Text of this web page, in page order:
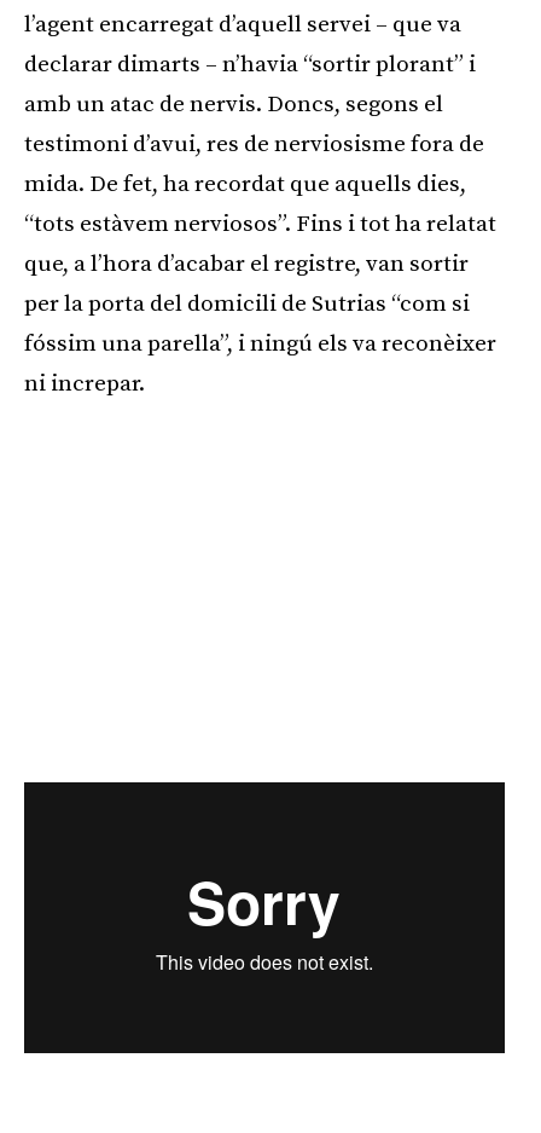
l’agent encarregat d’aquell servei – que va
declarar dimarts – n’havia “sortir plorant” i
amb un atac de nervis. Doncs, segons el
testimoni d’avui, res de nerviosisme fora de
mida. De fet, ha recordat que aquells dies,
“tots estàvem nerviosos”. Fins i tot ha relatat
que, a l’hora d’acabar el registre, van sortir
per la porta del domicili de Sutrias “com si
fóssim una parella”, i ningú els va reconèixer
ni increpar.